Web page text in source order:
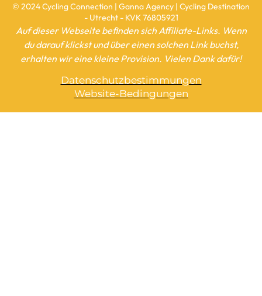
© 2024 Cycling Connection | Ganna Agency | Cycling Destination
- Utrecht - KVK 76805921
Auf dieser Webseite befinden sich Affiliate-Links. Wenn
du darauf klickst und über einen solchen Link buchst,
erhalten wir eine kleine Provision. Vielen Dank dafür!
Datenschutzbestimmungen
Website-Bedingungen